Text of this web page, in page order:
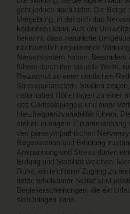
geht jedoch noch tiefer. Die Berge
Umgebung, in der sich das
kalibrieren kann. Aus der
bekannt, dass natürliche
nachweislich regulierende
Nervensystem haben. Besonders
führen durch ihre visuelle Weite,
Reizarmut zu einer deutlichen
Stressparametern. Studien
naturnahen Höhenlagen zu einer
des Cortisolspiegels und einer
Herzfrequenzvariabilität führen.
stehen in engem Zusammenhang
des parasympathischen
Regeneration und Erholung
Anspannung und Stress dürfen
Erdung und Stabilität weichen.
Ruhe, ein leichterer Zugang zu
tiefer, erholsamer Schlaf sind
Begleiterscheinungen, die ein
sich bringen kann.